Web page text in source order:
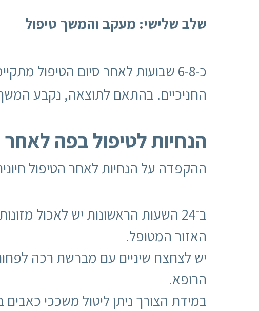
שלב שלישי: מעקב והמשך טיפול
כ-6-8 שבועות לאחר סיום הטיפול
החניכיים. בהתאם לתוצאה, נקבע המשך
הנחיות לטיפול בפה
ההקפדה על הנחיות לאחר הטיפול
ב־24 השעות הראשונות יש לאכול
האזור המטופל.
יש לצחצח שיניים עם מברשת רכה
הרופא.
במידת הצורך ניתן ליטול משככי